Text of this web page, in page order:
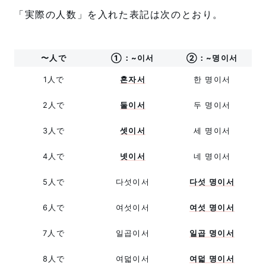
「実際の人数」を入れた表記は次のとおり。
〜人で ①： ~이서 ②：~명이서
1人で 혼자서 한 명이서
2人で 둘이서 두 명이서
3人で 셋이서 세 명이서
4人で 넷이서 네 명이서
5人で 다섯이서 다섯 명이서
6人で 여섯이서 여섯 명이서
7人で 일곱이서 일곱 명이서
8人で 여덟이서 여덟 명이서